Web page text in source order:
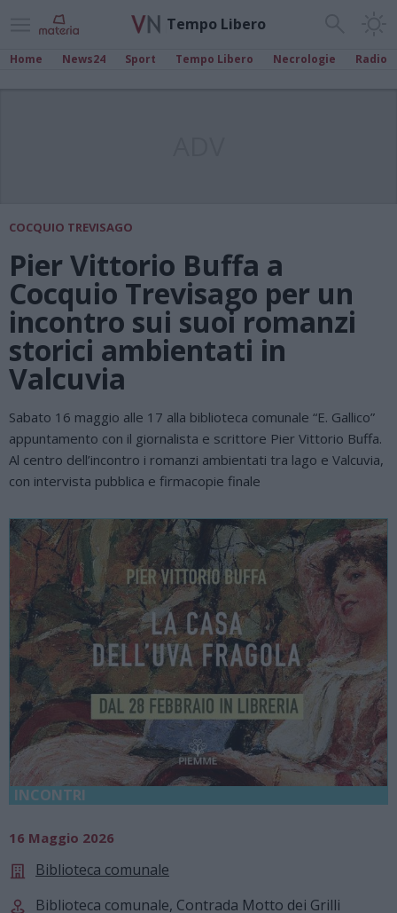
Tempo Libero
Home News24 Sport Tempo Libero Necrologie Radio
COCQUIO TREVISAGO
Pier Vittorio Buffa a
Cocquio Trevisago per un
incontro sui suoi romanzi
storici ambientati in
Valcuvia
Sabato 16 maggio alle 17 alla biblioteca comunale “E. Gallico”
appuntamento con il giornalista e scrittore Pier Vittorio Buffa.
Al centro dell’incontro i romanzi ambientati tra lago e Valcuvia,
con intervista pubblica e firmacopie finale
INCONTRI
16 Maggio 2026
Biblioteca comunale
Biblioteca comunale, Contrada Motto dei Grilli